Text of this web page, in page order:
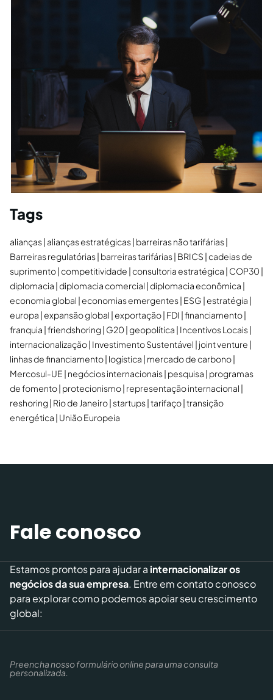
Tags
alianças alianças estratégicas barreiras não tarifárias
Barreiras regulatórias barreiras tarifárias BRICS cadeias de
suprimento competitividade consultoria estratégica COP30
diplomacia diplomacia comercial diplomacia econômica
economia global economias emergentes ESG estratégia
europa expansão global exportação FDI financiamento
franquia friendshoring G20 geopolítica Incentivos Locais
internacionalização Investimento Sustentável joint venture
linhas de financiamento logística mercado de carbono
Mercosul-UE negócios internacionais pesquisa programas
de fomento protecionismo representação internacional
reshoring Rio de Janeiro startups tarifaço transição
energética União Europeia
Fale conosco
Estamos prontos para ajudar a internacionalizar os
negócios da sua empresa. Entre em contato conosco
para explorar como podemos apoiar seu crescimento
global:
Preencha nosso formulário online para uma consulta
personalizada.